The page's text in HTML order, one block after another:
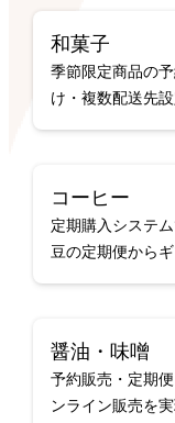
和菓子
季節限定商品の
け・複数配送先
コーヒー
定期購入システ
豆の定期便から
醤油・味噌
予約販売・定期
ンライン販売を